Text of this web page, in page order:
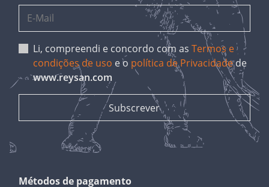
Li, compreendi e concordo com asTermos e
condições de uso e o política de Privacidadede
www.reysan.com
Métodos de pagamento